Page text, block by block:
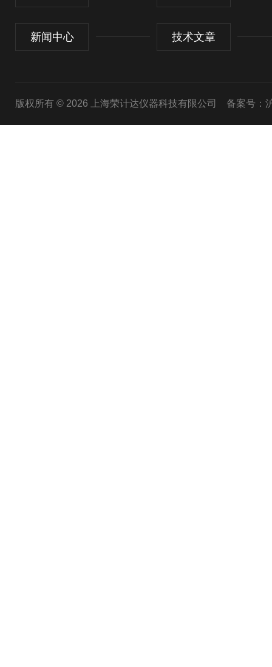
新闻中心 技术文章
版权所有 © 2026 上海荣计达仪器科技有限公司 备案号：